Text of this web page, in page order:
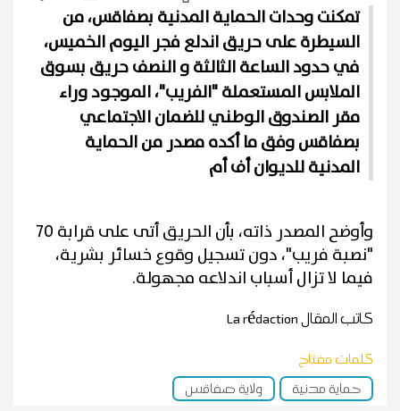
تمكنت وحدات الحماية المدنية بصفاقس، من
السيطرة على حريق اندلع فجر اليوم الخميس،
في حدود الساعة الثالثة و النصف حريق بسوق
الملابس المستعملة "الفريب"، الموجود وراء
مقر الصندوق الوطني للضمان الاجتماعي
بصفاقس وفق ما أكده مصدر من الحماية
المدنية للديوان أف أم
وأوضح المصدر ذاته، بأن الحريق أتى على قرابة 70
"نصبة فريب"، دون تسجيل وقوع خسائر بشرية،
فيما لا تزال أسباب اندلاعه مجهولة.
كاتب المقالLa rédaction
كلمات مفتاح
حماية مدنية
ولاية صفاقس